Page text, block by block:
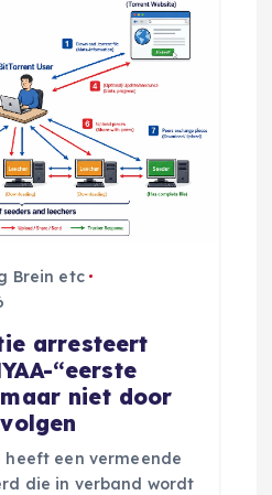
Brein etc
arresteert
“eerste
niet door
heeft een vermeende
die in verband wordt